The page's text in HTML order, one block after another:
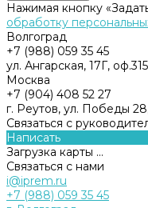
Нажимая кнопку
обработку
Волгоград
+7 (988) 059 35 45
ул. Ангарская, 17Г, оф.315
Москва
+7 (904) 408 52 27
г. Реутов, ул. Победы
Связаться с
Написать
Загрузка карты ...
Связаться с нами
i@iprem.ru
+7 (988) 059 35 45